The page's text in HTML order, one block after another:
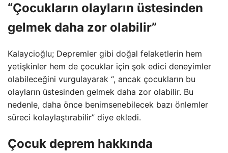
“Çocukların olayların üstesinden
gelmek daha zor olabilir”
Kalaycioğlu; Depremler gibi doğal felaketlerin hem
yetişkinler hem de çocuklar için şok edici deneyimler
olabileceğini vurgulayarak “, ancak çocukların bu
olayların üstesinden gelmek daha zor olabilir. Bu
nedenle, daha önce benimsenebilecek bazı önlemler
süreci kolaylaştırabilir” diye ekledi.
Çocuk deprem hakkında